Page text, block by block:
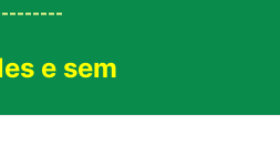
e sem